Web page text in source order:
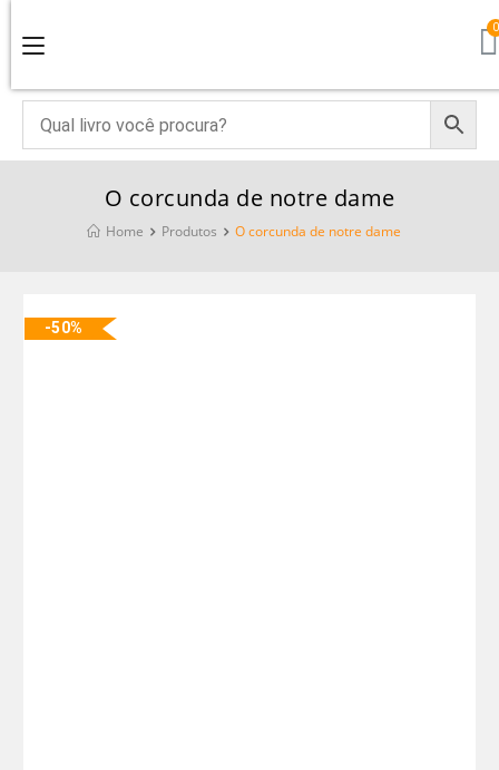
O corcunda de notre dame
Home Produtos O corcunda de notre dame
-50%